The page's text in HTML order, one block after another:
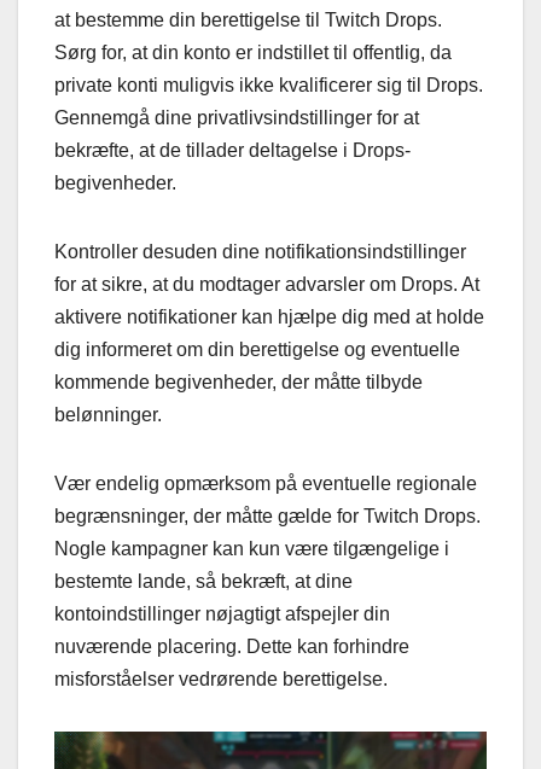
at bestemme din berettigelse til Twitch Drops.
Sørg for, at din konto er indstillet til offentlig, da
private konti muligvis ikke kvalificerer sig til Drops.
Gennemgå dine privatlivsindstillinger for at
bekræfte, at de tillader deltagelse i Drops-
begivenheder.
Kontroller desuden dine notifikationsindstillinger
for at sikre, at du modtager advarsler om Drops. At
aktivere notifikationer kan hjælpe dig med at holde
dig informeret om din berettigelse og eventuelle
kommende begivenheder, der måtte tilbyde
belønninger.
Vær endelig opmærksom på eventuelle regionale
begrænsninger, der måtte gælde for Twitch Drops.
Nogle kampagner kan kun være tilgængelige i
bestemte lande, så bekræft, at dine
kontoindstillinger nøjagtigt afspejler din
nuværende placering. Dette kan forhindre
misforståelser vedrørende berettigelse.